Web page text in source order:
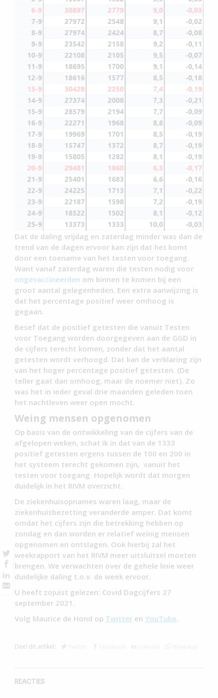
Dat de daling vrijdag en zaterdag minder was dan de
trend van de dagen ervoor kan zijn dat het komt
door een toename van het testen voor toegang.
Want vanaf zaterdag waren die testen nodig voor
ongevaccineerden om binnen te komen bij een
groot aantal gelegenheden. Een extra aanwijzing is
dat het percentage positief weer omhoog is
gegaan.
Besef dat de positief getesten die vanuit Testen
voor Toegang worden doorgegeven aan de GGD in
de cijfers terecht komen, zonder dat het aantal
getesten wordt verhoogd. Dat kan de verklaring zijn
van het hoger percentage positief getesten. (De
teller gaat dan omhoog, maar de noemer niet). Zo
was het in ieder geval drie maanden geleden toen
het nachtleven weer open mocht.
Weing mensen opgenomen
Op basis van de ontwikkeling van de cijfers van de
afgelopen weken, schat ik in dat van de 1333
positief getesten ergens tussen de 100 en 200 in
het systeem terecht gekomen zijn, vanuit het
testen voor toegang. Hopelijk wordt dat morgen
duidelijk in het RIVM overzicht.
De ziekenhuisopnames waren laag, maar de
ziekenhuisbezetting veranderde amper. Dat komt
omdat het cijfers zijn die betrekking hebben op
zondag en dan worden er relatief weinig mensen
opgenomen en ontslagen. Ook hierbij zal het
weekrapport van het RIVM meer uitsluitsel moeten
brengen. We verwachten over de gehele linie weer
duidelijke daling t.o.v. de week ervoor.
U heeft zojuist gelezen: Covid Dagcijfers 27
september 2021.
Volg Maurice de Hond op Twitter en YouTube.
Deel dit artikel:
REACTIES